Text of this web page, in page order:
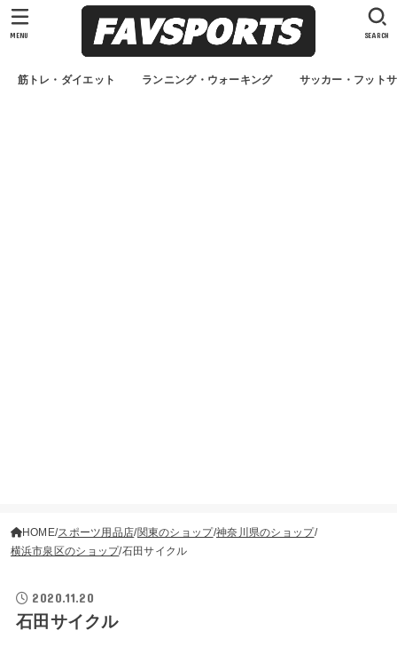
筋トレ・ダイエット ランニング・ウォーキング サッカー・フット
SEARCH
MENU
HOME スポーツ用品店 関東のショップ 神奈川県のショップ
横浜市泉区のショップ 石田サイクル
2020.11.20
石田サイクル